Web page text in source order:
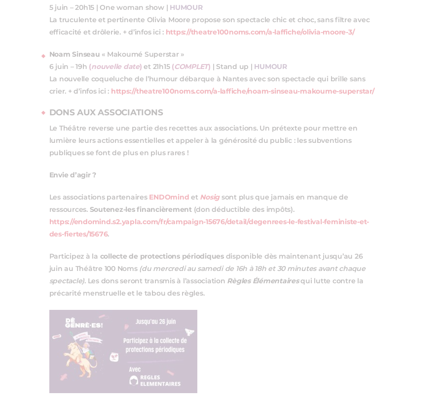
5 juin – 20h15 | One woman show |
HUMOUR
La truculente et pertinente Olivia Moore propose son spectacle chic et choc, sans filtre avec
efficacité et drôlerie. + d’infos ici : https://theatre100noms.com/a-laffiche/olivia-moore-3/
Noam Sinseau « Makoumé Superstar »
6 juin – 19h (nouvelle date) et 21h15 (COMPLET) | Stand up |
HUMOUR
La nouvelle coqueluche de l’humour débarque à Nantes avec son spectacle qui brille sans
crier. + d’infos ici : https://theatre100noms.com/a-laffiche/noam-sinseau-makoume-superstar/
DONS AUX ASSOCIATIONS
Le Théâtre reverse une partie des recettes aux associations. Un prétexte pour mettre en
lumière leurs actions essentielles et appeler à la générosité du public : les subventions
publiques se font de plus en plus rares !
Envie d’agir ?
Les associations partenaires ENDOmind et Nosig sont plus que jamais en manque de
ressources. Soutenez-les financièrement(don déductible des impôts).
https://endomind.s2.yapla.com/fr/campaign-15676/detail/degenrees-le-festival-feministe-et-
des-fiertes/15676.
Participez à la collecte de protections périodiquesdisponible dès maintenant jusqu’au 26
juin au Théâtre 100 Noms (du mercredi au samedi de 16h à 18h et 30 minutes avant chaque
spectacle). Les dons seront transmis à l’association Règles Élémentairesqui lutte contre la
précarité menstruelle et le tabou des règles.